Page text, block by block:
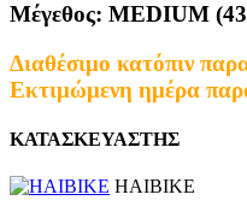
Μέγεθος: MEDIUM
Διαθέσιμο κατόπιν
Εκτιμώμενη ημέρα
ΚΑΤΑΣΚΕΥΑΣΤΗΣ
HAIBIKE